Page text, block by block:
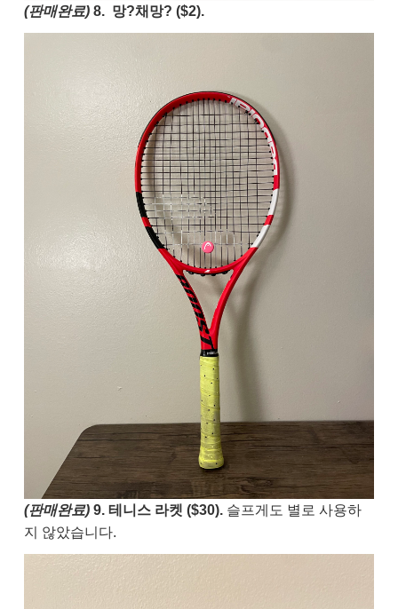
(판매완료)8. 망?채망? ($2).
(판매완료)9. 테니스 라켓 ($30). 슬프게도 별로 사용하
지 않았습니다.